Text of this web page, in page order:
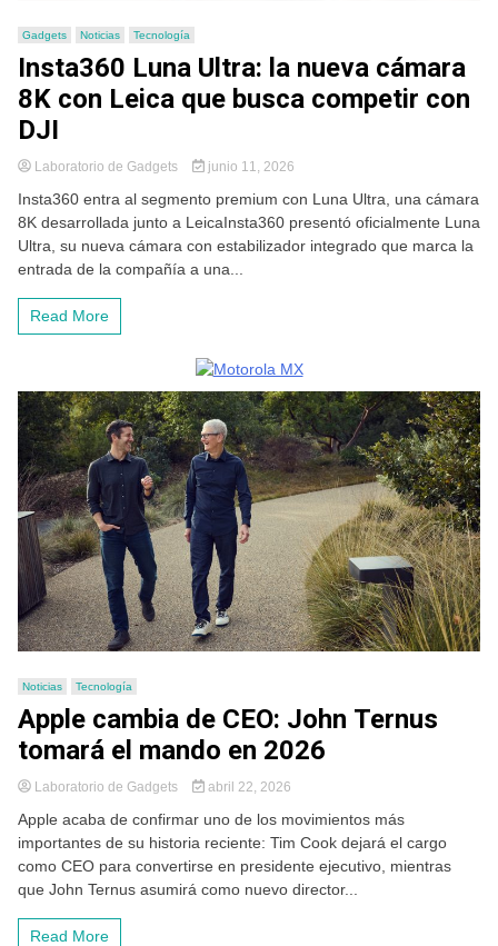
Gadgets Noticias Tecnología
Insta360 Luna Ultra: la nueva cámara
8K con Leica que busca competir con
DJI
Laboratorio de Gadgets junio 11, 2026
Insta360 entra al segmento premium con Luna Ultra, una cámara
8K desarrollada junto a LeicaInsta360 presentó oficialmente Luna
Ultra, su nueva cámara con estabilizador integrado que marca la
entrada de la compañía a una...
Read More
Noticias Tecnología
Apple cambia de CEO: John Ternus
tomará el mando en 2026
Laboratorio de Gadgets abril 22, 2026
Apple acaba de confirmar uno de los movimientos más
importantes de su historia reciente: Tim Cook dejará el cargo
como CEO para convertirse en presidente ejecutivo, mientras
que John Ternus asumirá como nuevo director...
Read More